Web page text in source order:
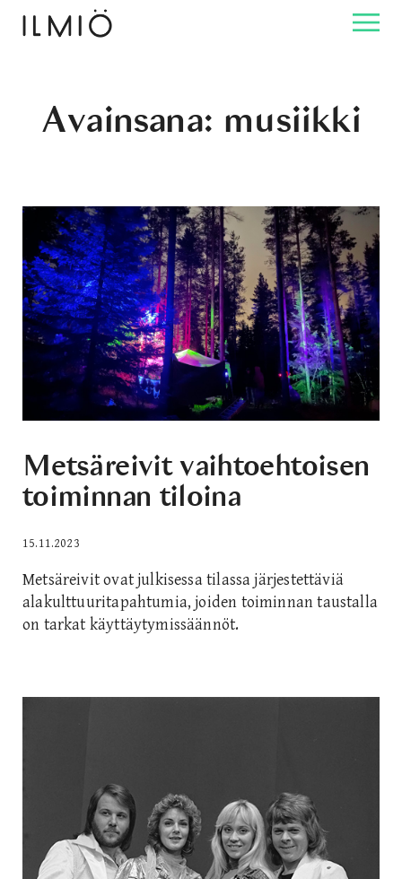
Avainsana: musiikki
Metsäreivit vaihtoehtoisen
toiminnan tiloina
15.11.2023
Metsäreivit ovat julkisessa tilassa järjestettäviä
alakulttuuritapahtumia, joiden toiminnan taustalla
on tarkat käyttäytymissäännöt.